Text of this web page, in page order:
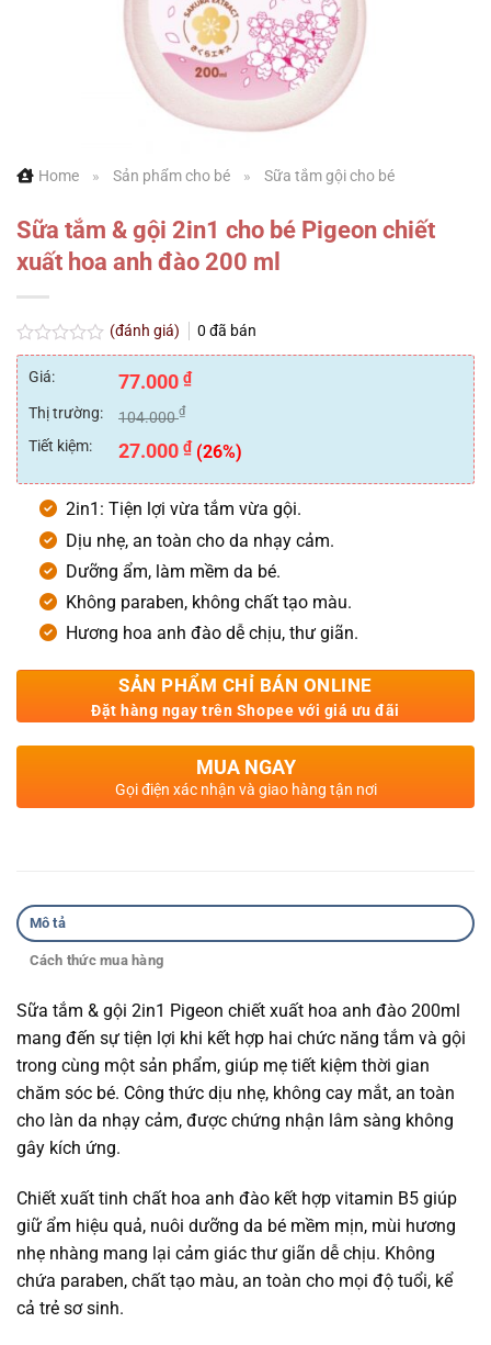
Home » Sản phẩm cho bé » Sữa tắm gội cho bé
Sữa tắm & gội 2in1 cho bé Pigeon chiết
xuất hoa anh đào 200 ml
Được
xếp
hạng
0
5
sao
(đánh giá) 0 đã bán
Giá: 77.000 ₫
Thị trường:
104.000₫
Tiết kiệm: 27.000 ₫ (26%)
2in1: Tiện lợi vừa tắm vừa gội.
Dịu nhẹ, an toàn cho da nhạy cảm.
Dưỡng ẩm, làm mềm da bé.
Không paraben, không chất tạo màu.
Hương hoa anh đào dễ chịu, thư giãn.
SẢN PHẨM CHỈ BÁN ONLINE
Đặt hàng ngay trên Shopee với giá ưu đãi
MUA NGAY
Gọi điện xác nhận và giao hàng tận nơi
Mô tả
Cách thức mua hàng
Sữa tắm & gội 2in1 Pigeon chiết xuất hoa anh đào 200ml
mang đến sự tiện lợi khi kết hợp hai chức năng tắm và gội
trong cùng một sản phẩm, giúp mẹ tiết kiệm thời gian
chăm sóc bé. Công thức dịu nhẹ, không cay mắt, an toàn
cho làn da nhạy cảm, được chứng nhận lâm sàng không
gây kích ứng.
Chiết xuất tinh chất hoa anh đào kết hợp vitamin B5 giúp
giữ ẩm hiệu quả, nuôi dưỡng da bé mềm mịn, mùi hương
nhẹ nhàng mang lại cảm giác thư giãn dễ chịu. Không
chứa paraben, chất tạo màu, an toàn cho mọi độ tuổi, kể
cả trẻ sơ sinh.